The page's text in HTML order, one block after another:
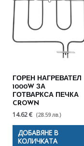
ГОРЕН НАГРЕВАТЕЛ
1000W ЗА
ГОТВАРКСА ПЕЧКА
CROWN
14.62 € (28.59 лв.)
ДОБАВЯНЕ В
КОЛИЧКАТА